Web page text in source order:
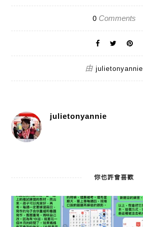
0Comments
由 julietonyannie
julietonyannie
你也許會喜歡